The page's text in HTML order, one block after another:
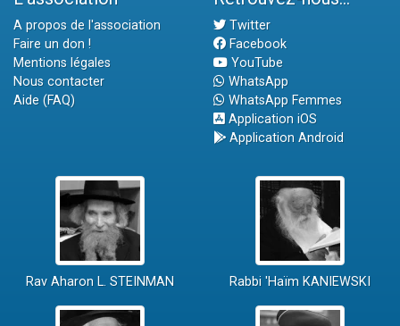
A propos de l'association
Faire un don !
Mentions légales
Nous contacter
Aide (FAQ)
Twitter
Facebook
YouTube
WhatsApp
WhatsApp Femmes
Application iOS
Application Android
Rav Aharon L. STEINMAN Rabbi 'Haïm KANIEWSKI